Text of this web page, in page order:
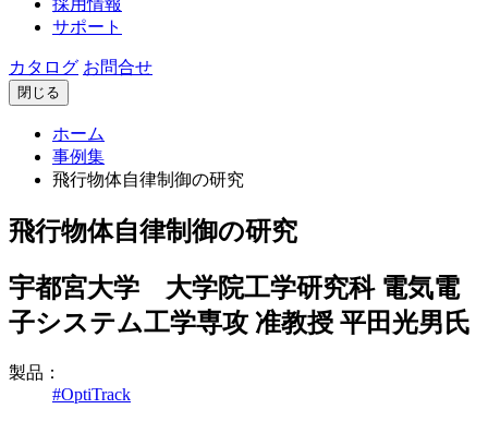
採用情報
サポート
カタログ お問合せ
閉じる
ホーム
事例集
飛行物体自律制御の研究
飛行物体自律制御の研究
宇都宮大学 大学院工学研究科 電気電
子システム工学専攻 准教授 平田光男氏
製品：
#OptiTrack